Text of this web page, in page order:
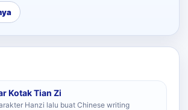
Kotak Tian Zi
Hanzi lalu buat Chinese writing